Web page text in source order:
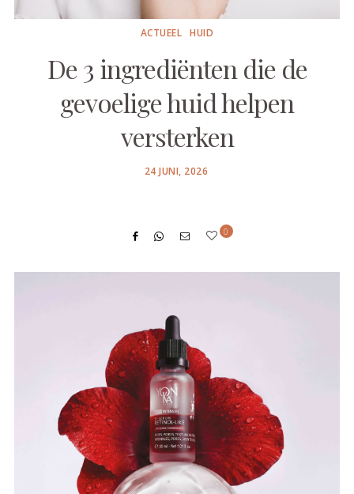
ACTUEEL HUID
De 3 ingrediënten die de
gevoelige huid helpen
versterken
POSTED
24 JUNI, 2026
0